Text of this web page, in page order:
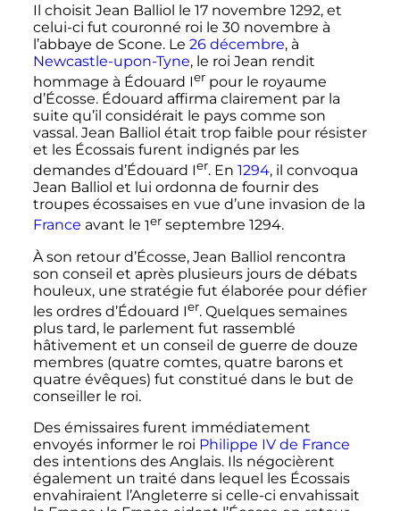
Il choisit Jean Balliol le 17 novembre 1292, et
celui-ci fut couronné roi le 30 novembre à
l’abbaye de Scone. Le 26 décembre, à
Newcastle-upon-Tyne, le roi Jean rendit
hommage à Édouard Ierpour le royaume
d’Écosse. Édouard affirma clairement par la
suite qu’il considérait le pays comme son
vassal. Jean Balliol était trop faible pour résister
et les Écossais furent indignés par les
demandes d’Édouard Ier. En 1294, il convoqua
Jean Balliol et lui ordonna de fournir des
troupes écossaises en vue d’une invasion de la
France avant le 1erseptembre 1294.
À son retour d’Écosse, Jean Balliol rencontra
son conseil et après plusieurs jours de débats
houleux, une stratégie fut élaborée pour défier
les ordres d’Édouard Ier. Quelques semaines
plus tard, le parlement fut rassemblé
hâtivement et un conseil de guerre de douze
membres (quatre comtes, quatre barons et
quatre évêques) fut constitué dans le but de
conseiller le roi.
Des émissaires furent immédiatement
envoyés informer le roi Philippe IV de France
des intentions des Anglais. Ils négocièrent
également un traité dans lequel les Écossais
envahiraient l’Angleterre si celle-ci envahissait